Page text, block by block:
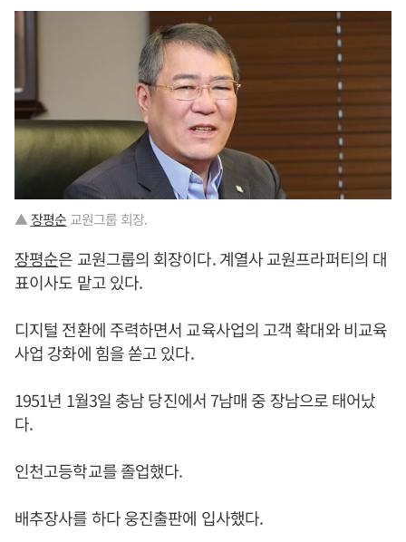
▲ 장평순 교원그룹 회장.
장평순은 교원그룹의 회장이다. 계열사 교원프라퍼티의 대
표이사도 맡고 있다.
디지털 전환에 주력하면서 교육사업의 고객 확대와 비교육
사업 강화에 힘을 쏟고 있다.
1951년 1월3일 충남 당진에서 7남매 중 장남으로 태어났
다.
인천고등학교를 졸업했다.
배추장사를 하다 웅진출판에 입사했다.